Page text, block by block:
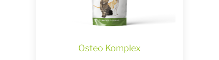
Osteo Komplex